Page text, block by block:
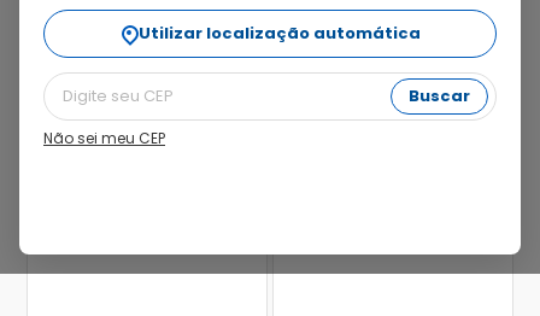
Utilizar localização automática
Buscar
Não sei meu CEP
Ordenar Por
relevância